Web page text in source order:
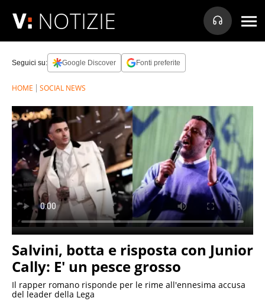
NOTIZIE
Seguici su: Google Discover Fonti preferite
HOME SOCIAL NEWS
Salvini, botta e risposta con Junior
Cally: E' un pesce grosso
Il rapper romano risponde per le rime all'ennesima accusa
del leader della Lega